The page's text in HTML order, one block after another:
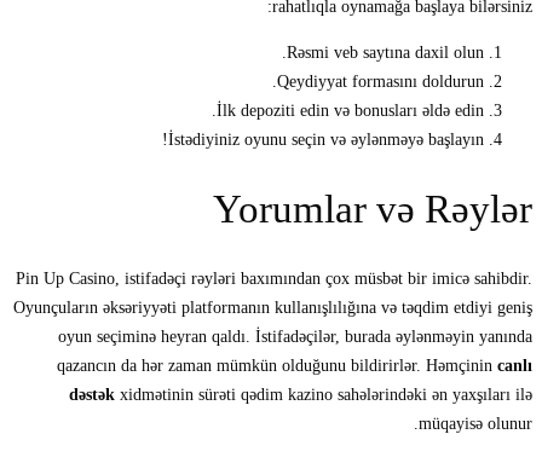
rahatlıqla oynamağa başlaya bilərsiniz:
Rəsmi veb saytına daxil olun.
Qeydiyyat formasını doldurun.
İlk depoziti edin və bonusları əldə edin.
İstədiyiniz oyunu seçin və əylənməyə başlayın!
Yorumlar və Rəylər
Pin Up Casino, istifadəçi rəyləri baxımından çox müsbət bir imicə sahibdir.
Oyunçuların əksəriyyəti platformanın kullanışlılığına və təqdim etdiyi geniş
oyun seçiminə heyran qaldı. İstifadəçilər, burada əylənməyin yanında
qazancın da hər zaman mümkün olduğunu bildirirlər. Həmçinin canlı
dəstək xidmətinin sürəti qədim kazino sahələrindəki ən yaxşıları ilə
müqayisə olunur.